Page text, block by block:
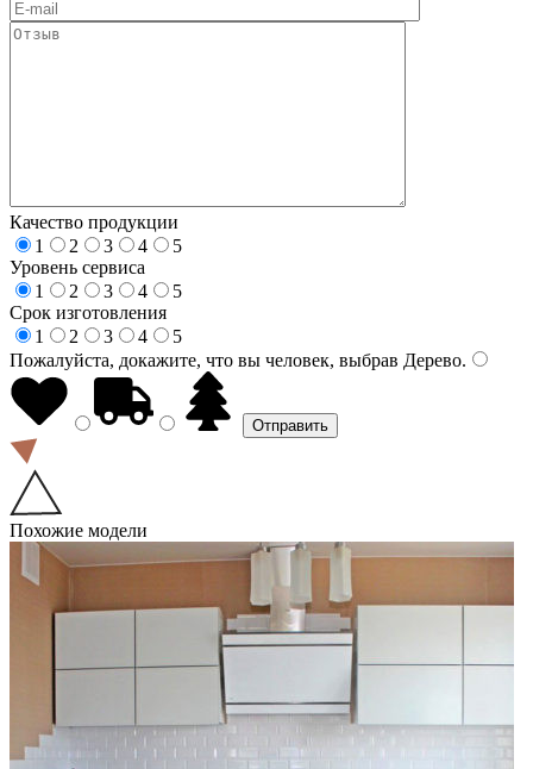
Качество продукции
1
2 3 4
5
Уровень сервиса
1
2 3 4
5
Срок изготовления
1
2 3 4
5
Пожалуйста, докажите, что вы человек, выбрав Дерево.
Похожие модели